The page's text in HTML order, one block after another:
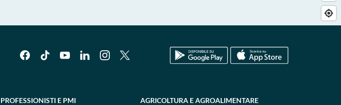
PROFESSIONISTI E PMI
AGRICOLTURA E AGROALIMENTARE